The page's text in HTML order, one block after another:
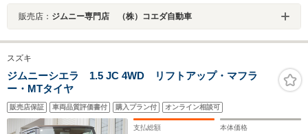
販売店： ジムニー専門店 （株）コエダ自動車
スズキ
ジムニーシエラ 1.5 JC 4WD リフトアップ・マフラ
ー・MTタイヤ
販売店保証 車両品質評価書付 購入プラン付 オンライン相談可
支払総額 本体価格